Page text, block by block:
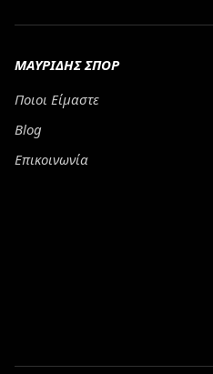
ΜΑΥΡΙΔΗΣ ΣΠΟΡ
Ποιοι Είμαστε
Blog
Επικοινωνία